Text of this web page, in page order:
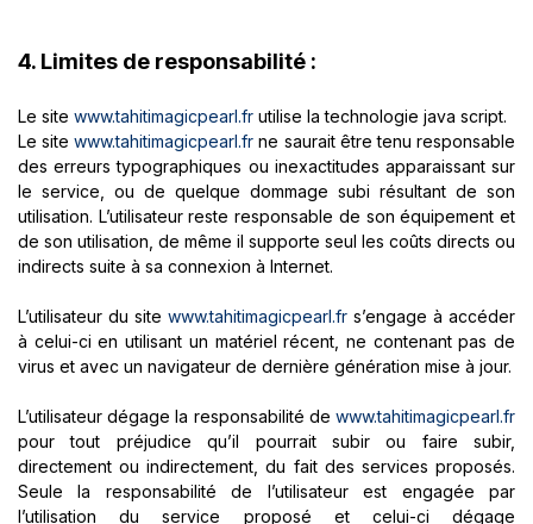
4. Limites de responsabilité :
Le site www.tahitimagicpearl.fr utilise la technologie java script.
Le sitewww.tahitimagicpearl.fr ne saurait être tenu responsable
des erreurs typographiques ou inexactitudes apparaissant sur
le service, ou de quelque dommage subi résultant de son
utilisation. L’utilisateur reste responsable de son équipement et
de son utilisation, de même il supporte seul les coûts directs ou
indirects suite à sa connexion à Internet.
L’utilisateur du site www.tahitimagicpearl.fr s’engage à accéder
à celui-ci en utilisant un matériel récent, ne contenant pas de
virus et avec un navigateur de dernière génération mise à jour.
L’utilisateur dégage la responsabilité de www.tahitimagicpearl.fr
pour tout préjudice qu’il pourrait subir ou faire subir,
directement ou indirectement, du fait des services proposés.
Seule la responsabilité de l’utilisateur est engagée par
l’utilisation du service proposé et celui-ci dégage